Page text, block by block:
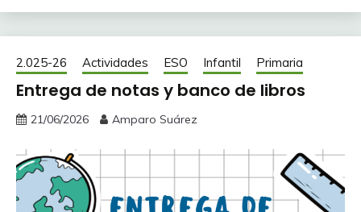
2.025-26 Actividades ESO Infantil Primaria
Entrega de notas y banco de libros
21/06/2026 Amparo Suárez